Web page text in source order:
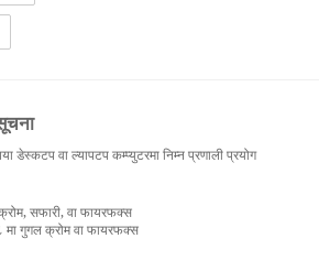
डेस्कटप वा ल्यापटप कम्प्युटरमा निम्न प्रणाली प्रयोग
सफारी, वा फायरफक्स
मा गुगल क्रोम वा फायरफक्स